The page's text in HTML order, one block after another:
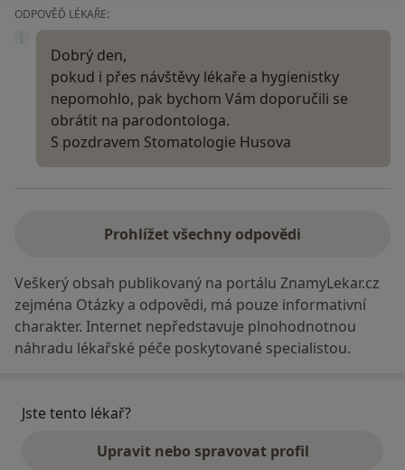
ODPOVĚĎ LÉKAŘE:
Dobrý den,
pokud i přes návštěvy lékaře a hygienistky
nepomohlo, pak bychom Vám doporučili se
obrátit na parodontologa.
S pozdravem Stomatologie Husova
Prohlížet všechny odpovědi
Veškerý obsah publikovaný na portálu ZnamyLekar.cz
zejména Otázky a odpovědi, má pouze informativní
charakter. Internet nepředstavuje plnohodnotnou
náhradu lékařské péče poskytované specialistou.
Jste tento lékař?
Upravit nebo spravovat profil